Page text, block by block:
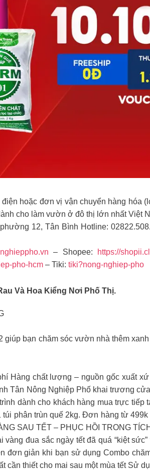
hoặc đơn vị vận chuyển hàng hóa
cho làm vườn ở đô thị lớn nhất Việt
12, Tân Bình Hotline:
– Shopee:
https://
pho-hcm – Tiki: tiki?nong-nghiep-pho
Và Hoa Kiểng Nơi Phố Thị.
giúp bạn chăm sóc vườn nhà thêm
Hàng chất lượng – nguồn gốc xuất
Tân Nông Nghiệp Phố khai trương
dành cho khách hàng mua trực
phân trùn quế 2kg. Đơn hàng từ
SAU TẾT – PHỤC HỒI TRONG
đua sắc ngày tết đã quá “kiệt
giản khi bạn sử dụng Combo
thiết cho mai sau một mùa tết Sử